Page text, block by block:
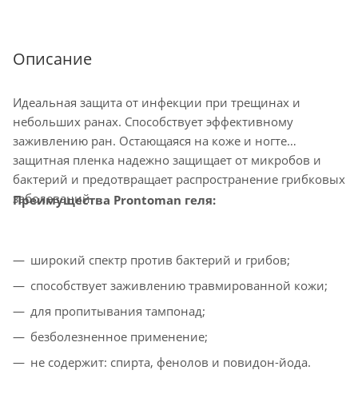
Описание
Идеальная защита от инфекции при трещинах и
небольших ранах. Способствует эффективному
заживлению ран. Остающаяся на коже и ногте
защитная пленка надежно защищает от микробов и
бактерий и предотвращает распространение грибковых
заболеваний.
Преимущества Prontoman геля:
широкий спектр против бактерий и грибов;
способствует заживлению травмированной кожи;
для пропитывания тампонад;
безболезненное применение;
не содержит: спирта, фенолов и повидон-йода.